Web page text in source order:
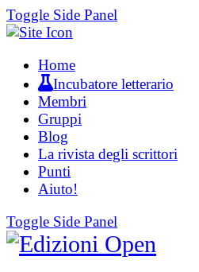
Toggle Side Panel
Home
Incubatore letterario
Membri
Gruppi
Blog
La rivista degli scrittori
Punti
Aiuto!
Toggle Side Panel